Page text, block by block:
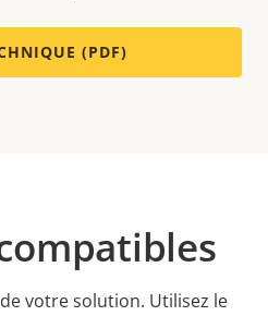
(PDF)
votre solution. Utilisez le